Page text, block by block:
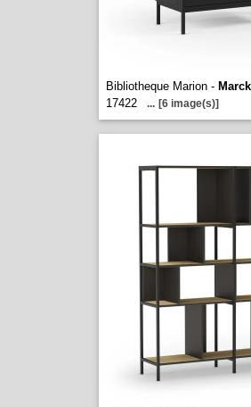
Bibliotheque Marion -
17422
... [6 image(s)]